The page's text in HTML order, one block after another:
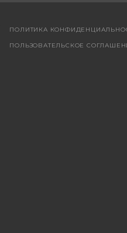
ПОЛИТИКА
ПОЛЬЗОВАТЕЛЬСКОЕ